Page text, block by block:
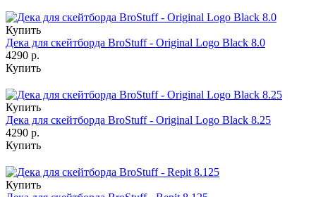
Купить
Дека для скейтборда BroStuff - Original Logo Black 8.0
4290 р.
Купить
Купить
Дека для скейтборда BroStuff - Original Logo Black 8.25
4290 р.
Купить
Купить